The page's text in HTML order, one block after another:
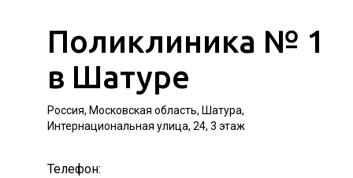
Поликлиника № 1
в Шатуре
Россия, Московская область, Шатура,
Интернациональная улица, 24, 3 этаж
Телефон: